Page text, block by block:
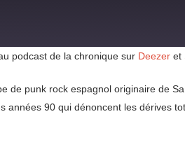
podcast de la chronique sur Deezer et
de punk rock espagnol originaire de
années 90 qui dénoncent les dérives